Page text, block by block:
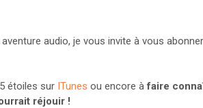
audio, je vous invite à vous
étoiles sur ITunes ou encore àfaire
réjouir !